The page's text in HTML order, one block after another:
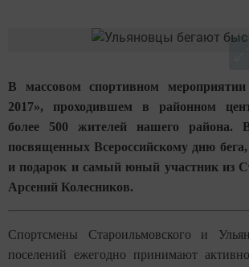
В массовом спортивном
2017», проходившем в районном
более 500 жителей нашего района.
посвященных Всероссийскому дню
и подарок и самый юный участник из
Арсений Колесников.
Спортсмены Староильмовского и
поселений ежегодно принимают